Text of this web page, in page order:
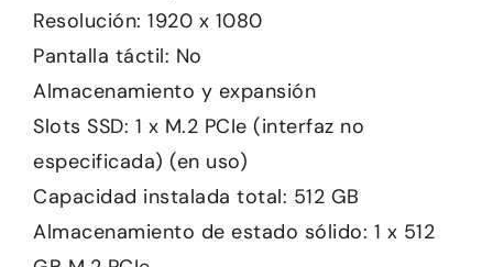
Resolución: 1920 x 1080
Pantalla táctil: No
Almacenamiento y expansión
Slots SSD: 1 x M.2 PCIe (interfaz no
especificada) (en uso)
Capacidad instalada total: 512 GB
Almacenamiento de estado sólido: 1 x 512